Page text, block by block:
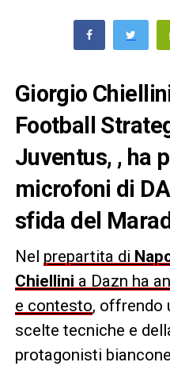
Giorgio
Football
Juventus, , ha
microfoni di
sfida del
Nel prepartita di
Chiellini a Dazn ha
e contesto, offrendo
scelte tecniche e
protagonisti